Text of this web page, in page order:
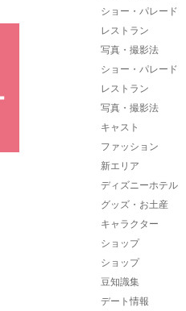
ショー・パレード
レストラン
写真・撮影法
ショー・パレード
レストラン
写真・撮影法
キャスト
ファッション
新エリア
ディズニーホテル
グッズ・お土産
キャラクター
ショップ
ショップ
豆知識集
デート情報